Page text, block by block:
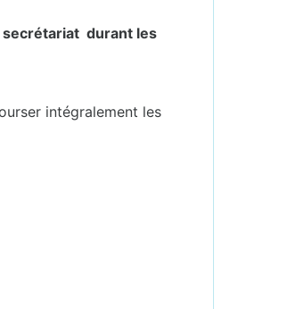
secrétariat durant les
intégralement les